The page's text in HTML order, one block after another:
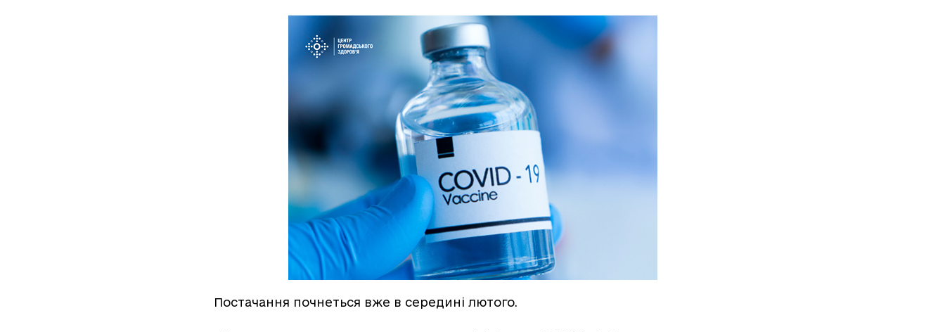
Постачання почнеться вже в середині лютого.